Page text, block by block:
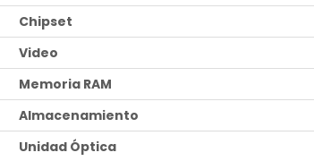
Chipset
Video
Memoria RAM
Almacenamiento
Unidad Óptica